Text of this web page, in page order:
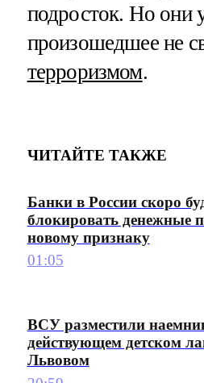
подросток. Но они
произошедшее не
терроризмом.
ЧИТАЙТЕ ТАКЖЕ
Банки в России скоро
блокировать денежные
новому признаку
01:05
ВСУ разместили
действующем детском
Львовом